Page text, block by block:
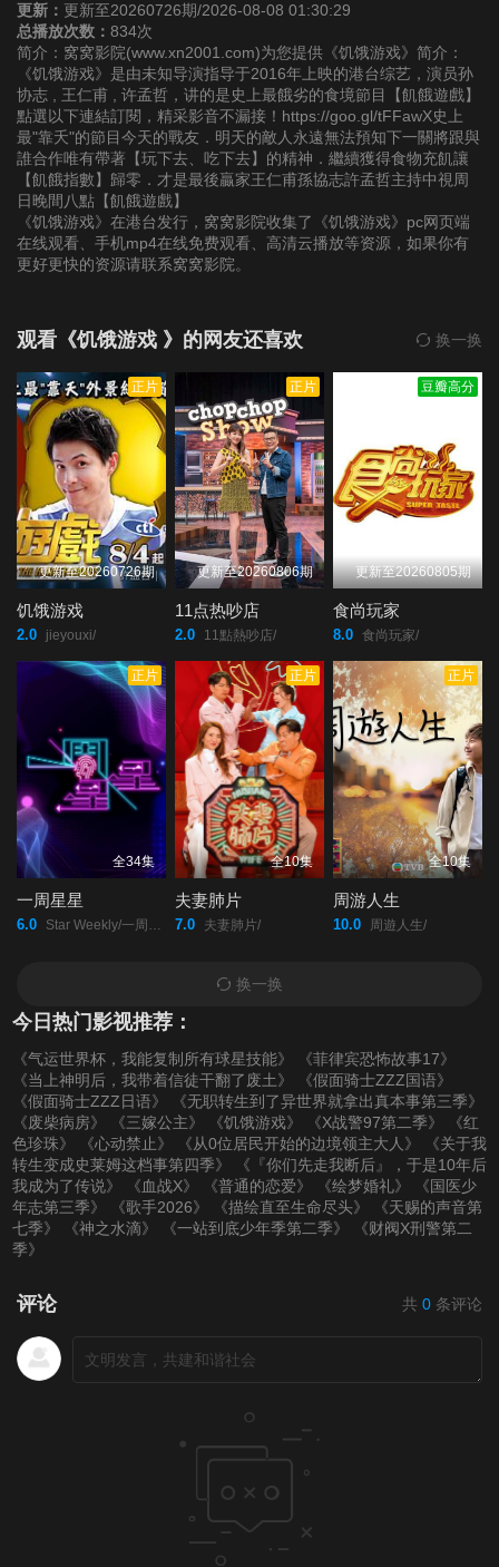
第20191013期 第20191020期
第20191103期 第20191110期 第20191117期
第20191124期 第20191201期 第20191208期
第20191215期
第20200119期 第20200202期
第20200315期 第20200322期 第20200329期
第20200405期 第20200412期 第20200419期
第20200426期 第20200503期 第20200510期
第20200517期 第20200524期 第20200531期
第20200607期 第20200614期 第20200621期
第20200628期 第20200705期 第20200712期
第20200719期 第20200726期 第20200802期
第20200809期 第20200816期 第20200823期
第20200830期 第20200906期 第20200913期
第20200920期 第20200927期 第20201004期
第20201101期 第20201108期 第20201115期
第20201122期 第20201129期 第20201206期
第20201213期 第20201227期 第20210110期
第20210207期 第20210221期
第20210228期 第20210307期
第20210328期
第20210418期
第20210509期
更新： 更新至20260726期/2026-08-08 01:30:29
总播放次数： 834次
简介：窝窝影院(www.xn2001.com)为您提供《饥饿游戏》简介：
《饥饿游戏》是由未知导演指导于2016年上映的港台综艺，演员孙
协志 , 王仁甫 , 许孟哲，讲的是史上最餓劣的食境節目【飢餓遊戲】
點選以下連結訂閱，精采影音不漏接！https://goo.gl/tFFawX史上
最"靠夭"的節目今天的戰友．明天的敵人永遠無法預知下一關將跟與
誰合作唯有帶著【玩下去、吃下去】的精神．繼續獲得食物充飢讓
【飢餓指數】歸零．才是最後贏家王仁甫孫協志許孟哲主持中視周
日晚間八點【飢餓遊戲】
《饥饿游戏》在港台发行，窝窝影院收集了《饥饿游戏》pc网页端
在线观看、手机mp4在线免费观看、高清云播放等资源，如果你有
更好更快的资源请联系窝窝影院。
观看《饥饿游戏 》的网友还喜欢 换一换
正片
更新至20260726期
饥饿游戏
2.0 jieyouxi/
正片
更新至20260806期
11点热吵店
2.0 11點熱吵店/
豆瓣高分
更新至20260805期
食尚玩家
8.0 食尚玩家/
正片
全34集
一周星星
6.0 Star Weekly/一周星星/
正片
全10集
夫妻肺片
7.0 夫妻肺片/
正片
全10集
周游人生
10.0 周遊人生/
换一换
今日热门影视推荐：
《气运世界杯，我能复制所有球星技能》
《菲律宾恐怖故事17》
《当上神明后，我带着信徒干翻了废土》
《假面骑士ZZZ国语》
《假面骑士ZZZ日语》
《无职转生到了异世界就拿出真本事第三季》
《废柴病房》
《三嫁公主》 《饥饿游戏》 《X战警97第二季》
《红
色珍珠》
《心动禁止》 《从0位居民开始的边境领主大人》
《关于我
转生变成史莱姆这档事第四季》
《『你们先走我断后』，于是10年后
我成为了传说》
《血战X》 《普通的恋爱》 《绘梦婚礼》
《国医少
年志第三季》
《歌手2026》 《描绘直至生命尽头》
《天赐的声音第
七季》
《神之水滴》 《一站到底少年季第二季》
《财阀X刑警第二
季》
评论 共 0 条评论